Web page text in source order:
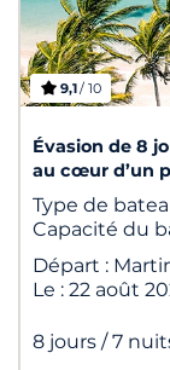
9,1/ 10
Évasion de 8
au cœur d’un
Type de
Capacité du
Départ :
Le : 22 août
8 jours / 7